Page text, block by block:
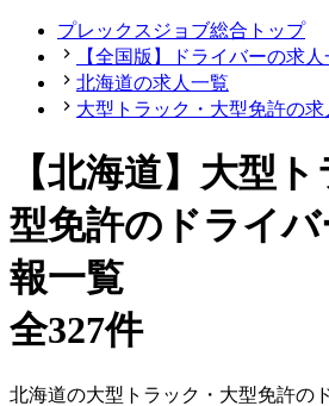
プレックスジョブ総合トップ
【全国版】ドライバーの求人
北海道の求人一覧
大型トラック・大型免許の求
【北海道】大型
型免許のドライ
報一覧
全327件
北海道の大型トラック・大型免許の